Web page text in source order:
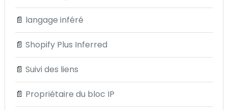
📄 langage inféré
📄 Shopify Plus Inferred
📄 Suivi des liens
📄 Propriétaire du bloc IP